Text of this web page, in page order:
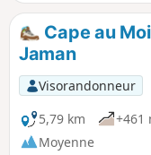
Cape au
Jaman
Visorandonneur
5,79 km
+461
Moyenne